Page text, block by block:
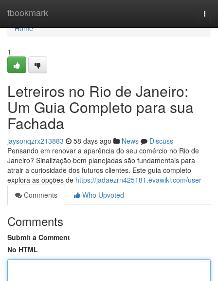
tbookmark
Home
Home
1
Letreiros no Rio de Janeiro:
Um Guia Completo para sua
Fachada
jaysonqzrx213883 58 days ago News
Discuss
Pensando em renovar a aparência do seu comércio no Rio de
Janeiro? Sinalização bem planejadas são fundamentais para
atrair a curiosidade dos futuros clientes. Este guia completo
explora as opções de https://jadaezrn425181.evawiki.com/user
Comments
Who Upvoted
Comments
Submit a Comment
No HTML